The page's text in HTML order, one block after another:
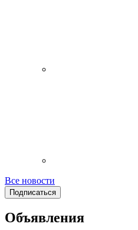
Все новости
Подписаться
Объявления